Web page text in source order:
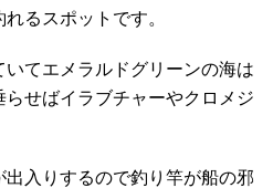
るスポットです。
てエメラルドグリーンの海は
せばイラブチャーやクロメジ
入りするので釣り竿が船の邪